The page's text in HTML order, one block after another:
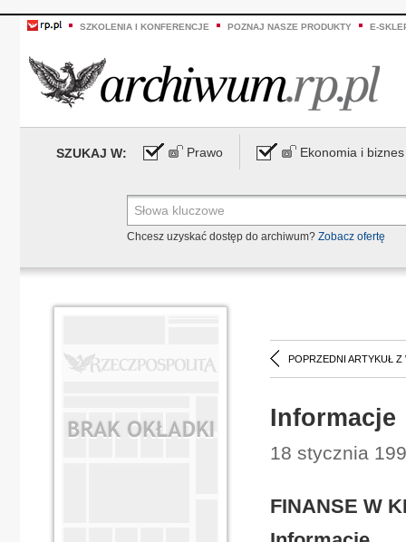
SZKOLENIA I KONFERENCJE POZNAJ NASZE PRODUKTY E-
SZUKAJ W: Prawo Ekonomia i biznes
Chcesz uzyskać dostęp do archiwum? Zobacz ofertę
POPRZEDNI ARTYKUŁ Z
Informacje
18 stycznia
FINANSE W